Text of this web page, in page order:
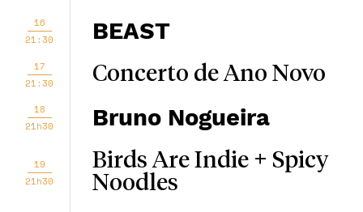
16
21:30
BEAST
17
21:30
Concerto de Ano Novo
18
21h30
Bruno Nogueira
19
21h30
Birds Are Indie + Spicy
Noodles